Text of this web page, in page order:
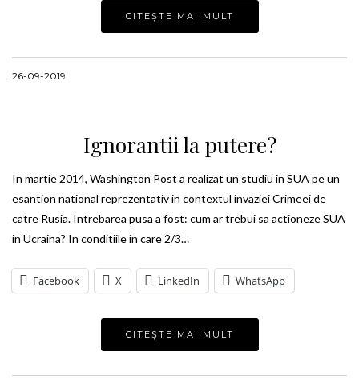
CITEȘTE MAI MULT
26-09-2019
Ignorantii la putere?
In martie 2014, Washington Post a realizat un studiu in SUA pe un
esantion national reprezentativ in contextul invaziei Crimeei de
catre Rusia. Intrebarea pusa a fost: cum ar trebui sa actioneze SUA
in Ucraina? In conditiile in care 2/3…
Facebook X LinkedIn WhatsApp
CITEȘTE MAI MULT